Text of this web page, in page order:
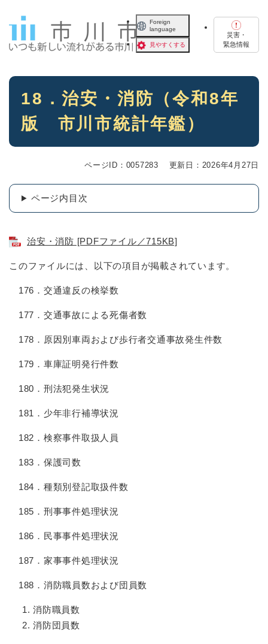
Foreign
language
見やすくする
災害・
緊急情報
本
18．治安・消防（令和8年
版 市川市統計年鑑）
ページID：0057283 更新日：2026年4月27日
ページ内目次
治安・消防 [PDFファイル／715KB]
このファイルには、以下の項目が掲載されています。
176．交通違反の検挙数
177．交通事故による死傷者数
178．原因別車両および歩行者交通事故発生件数
179．車庫証明発行件数
180．刑法犯発生状況
181．少年非行補導状況
182．検察事件取扱人員
183．保護司数
184．種類別登記取扱件数
185．刑事事件処理状況
186．民事事件処理状況
187．家事事件処理状況
188．消防職員数および団員数
消防職員数
消防団員数